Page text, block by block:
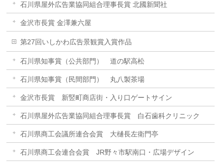
石川県屋外広告業協同組合理事長賞 北國新聞社
金沢市長賞 金澤兼六屋
第27回いしかわ広告景観賞入賞作品
石川県知事賞（公共部門） 道の駅高松
石川県知事賞（民間部門） 丸八製茶場
金沢市長賞 新竪町商店街・入り口ゲートサイン
石川県屋外広告業協同組合理事長賞 白石歯科クリニック
石川県商工会議所連合会賞 大樋長左衛門亭
石川県商工会連合会賞 JR野々市駅南口・広場デザイン